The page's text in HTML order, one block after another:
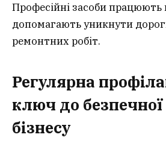
Професійні засоби
допомагають уникнути
ремонтних робіт.
Регулярна
ключ до
бізнесу